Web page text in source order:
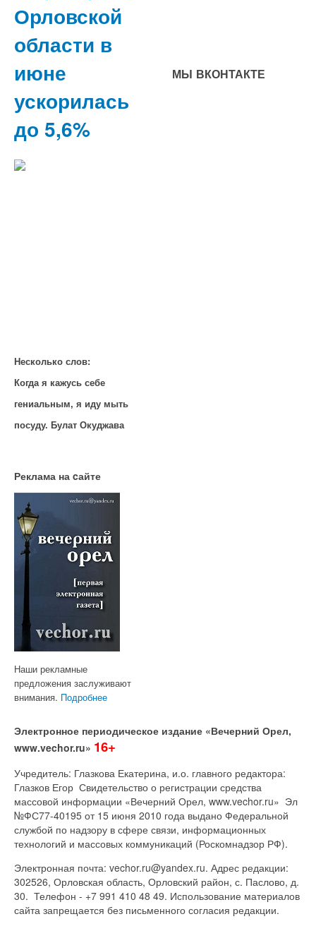
Орловской
области в
июне
ускорилась
до 5,6%
Несколько слов:
Когда я кажусь себе
гениальным, я иду мыть
посуду. Булат Окуджава
Реклама на cайте
Наши рекламные
предложения заслуживают
внимания. Подробнее
МЫ ВКОНТАКТЕ
Электронное периодическое издание «Вечерний Орел,
www.vechor.ru» 16+
Учредитель: Глазкова Екатерина, и.о. главного редактора:
Глазков Егор Свидетельство о регистрации средства
массовой информации «Вечерний Орел, www.vechor.ru» Эл
№ФС77-40195 от 15 июня 2010 года выдано Федеральной
службой по надзору в сфере связи, информационных
технологий и массовых коммуникаций (Роскомнадзор РФ).
Электронная почта: vechor.ru@yandex.ru. Адрес редакции:
302526, Орловская область, Орловский район, с. Паслово, д.
30. Телефон - +7 991 410 48 49. Использование материалов
сайта запрещается без письменного согласия редакции.